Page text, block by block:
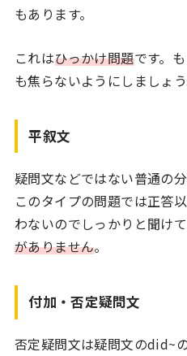
もあります。
これはひっかけ問題です。
も焦らないようにしましょう
平叙文
疑問文などではない普通の
このタイプの問題では正答
わないのでしっかりと聞け
がありません。
付加・否定疑問文
否定疑問文は疑問文のdid~